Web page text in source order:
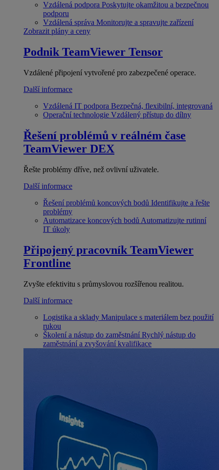
Vzdálená podpora Poskytujte okamžitou a bezpečnou
podporu
Vzdálená správa Monitorujte a spravujte zařízení
Zobrazit plány a ceny
Podnik TeamViewer Tensor
Vzdálené připojení vytvořené pro zabezpečené operace.
Další informace
Vzdálená IT podpora Bezpečná, flexibilní, integrovaná
Operační technologie Vzdálený přístup do dílny
Řešení problémů v reálném čase
TeamViewer DEX
Řešte problémy dříve, než ovlivní uživatele.
Další informace
Řešení problémů koncových bodů Identifikujte a řešte
problémy
Automatizace koncových bodů Automatizujte rutinní
IT úkoly
Připojený pracovník TeamViewer
Frontline
Zvyšte efektivitu s průmyslovou rozšířenou realitou.
Další informace
Logistika a sklady Manipulace s materiálem bez použití
rukou
Školení a nástup do zaměstnání Rychlý nástup do
zaměstnání a zvyšování kvalifikace